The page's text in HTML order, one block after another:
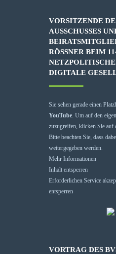
VORSITZENDE
AUSSCHUSSES
RÖSSNER BEIM 114.
ETZPOLITISCHEN
IGITALE
Sie sehen gerade einen
YouTube. Um auf den
zuzugreifen, klicken Sie auf
Bitte beachten Sie, dass
weitergegeben werden.
Mehr Informationen
Inhalt entsperren
Erforderlichen Service
entsperren
VORTRAG DES